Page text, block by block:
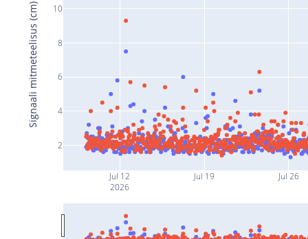
Jul 12
2026
Jul 19 Jul 26
2
4
6
8
10
Signaali mitmeteelisus (cm)